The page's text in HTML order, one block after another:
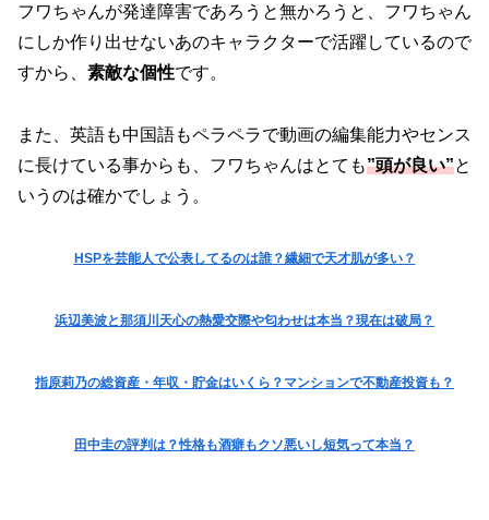
フワちゃんが発達障害であろうと無かろうと、フワちゃん
にしか作り出せないあのキャラクターで活躍しているので
すから、 素敵な個性です。
また、英語も中国語もペラペラで動画の編集能力やセンス
に長けている事からも、フワちゃんはとても”頭が良い”と
いうのは確かでしょう。
HSPを芸能人で公表してるのは誰？繊細で天才肌が多い？
浜辺美波と那須川天心の熱愛交際や匂わせは本当？現在は破局？
指原莉乃の総資産・年収・貯金はいくら？マンションで不動産投資も？
田中圭の評判は？性格も酒癖もクソ悪いし短気って本当？